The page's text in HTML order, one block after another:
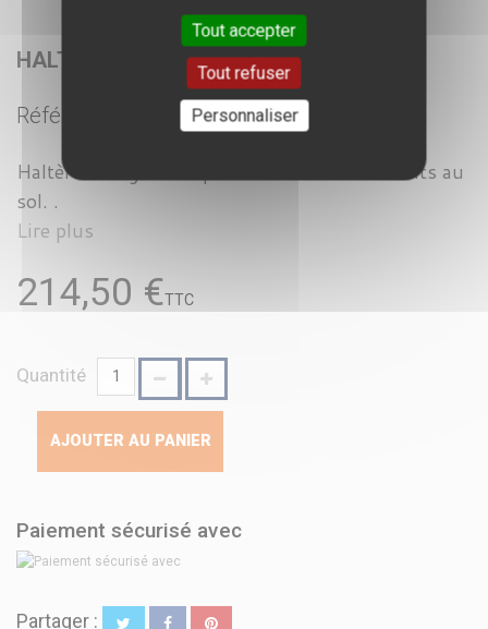
HALTÈRE HEXAGONALE 32,5KG
Référence : AM609956600
Haltère hexagonales pour éviter les roulements au
sol. .
Lire plus
214,50 €TTC
Quantité
AJOUTER AU PANIER
Paiement sécurisé avec
Partager :
Tout accepter
Tout refuser
Personnaliser